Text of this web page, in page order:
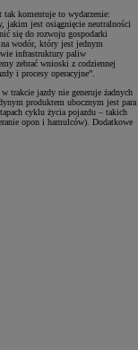
tak komentuje to wydarzenie:
jakim jest osiągnięcie neutralności
się do rozwoju gospodarki
wodór, który jest jednym
infrastruktury paliw
zebrać wnioski z codziennej
i procesy operacyjne”.
trakcie jazdy nie generuje żadnych
produktem ubocznym jest para
cyklu życia pojazdu – takich
opon i hamulców). Dodatkowe